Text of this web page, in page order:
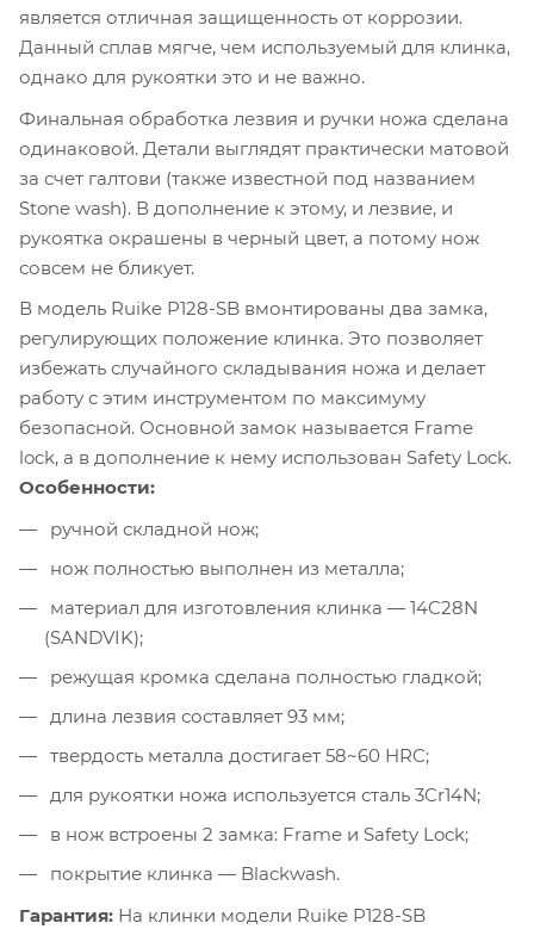
является отличная защищенность от коррозии.
Данный сплав мягче, чем используемый для клинка,
однако для рукоятки это и не важно.
Финальная обработка лезвия и ручки ножа сделана
одинаковой. Детали выглядят практически матовой
за счет галтови (также известной под названием
Stone wash). В дополнение к этому, и лезвие, и
рукоятка окрашены в черный цвет, а потому нож
совсем не бликует.
В модель Ruike P128-SB вмонтированы два замка,
регулирующих положение клинка. Это позволяет
избежать случайного складывания ножа и делает
работу с этим инструментом по максимуму
безопасной. Основной замок называется Frame
lock, а в дополнение к нему использован Safety Lock.
Особенности:
ручной складной нож;
нож полностью выполнен из металла;
материал для изготовления клинка — 14C28N
(SANDVIK);
режущая кромка сделана полностью гладкой;
длина лезвия составляет 93 мм;
твердость металла достигает 58~60 HRC;
для рукоятки ножа используется сталь 3Cr14N;
в нож встроены 2 замка: Frame и Safety Lock;
покрытие клинка — Blackwash.
Гарантия: На клинки модели Ruike P128-SB